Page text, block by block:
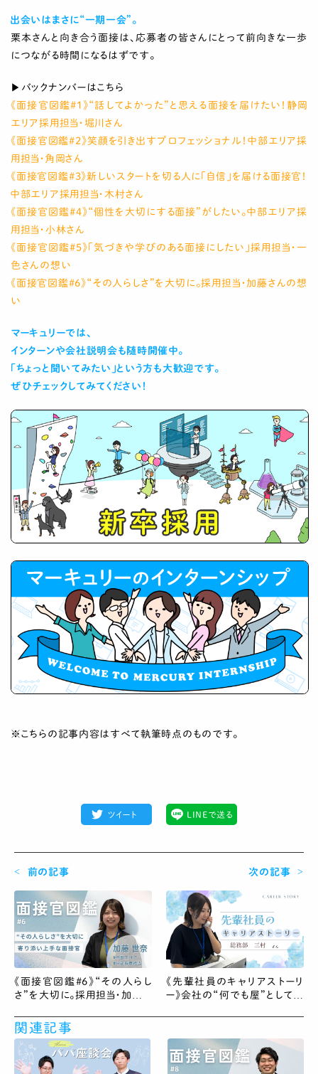
出会いはまさに“一期一会”。
栗本さんと向き合う面接は、応募者の皆さんにとって前向きな一歩
につながる時間になるはずです。
▶バックナンバーはこちら
《面接官図鑑#1 》“話してよかった”と思える面接を届けたい！静岡
エリア採用担当・堀川さん
《面接官図鑑#2》笑顔を引き出すプロフェッショナル！中部エリア採
用担当・角岡さん
《面接官図鑑#3》新しいスタートを切る人に「自信」を届ける面接官！
中部エリア採用担当・木村さん
《面接官図鑑#4》“個性を大切にする面接”がしたい。中部エリア採
用担当・小林さん
《面接官図鑑#5》 「気づきや学びのある面接にしたい」採用担当・一
色さんの想い
《面接官図鑑#6》“その人らしさ”を大切に。採用担当・加藤さんの想
い
マーキュリーでは、
インターンや会社説明会も随時開催中。
「ちょっと聞いてみたい」という方も大歓迎です。
ぜひチェックしてみてください！
※こちらの記事内容はすべて執筆時点のものです。
ツイート LINEで送る
前の記事
《面接官図鑑#6》“その人らし
さ”を大切に。採用担当・加藤さ
次の記事
《先輩社員のキャリアストーリ
ー》会社の“何でも屋”として働
関連記事